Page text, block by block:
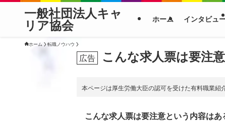
一般社団法人キャ
リア協会 ホーム インタビュ
ホーム 転職ノウハウ
こんな求人票は要注
本ページは厚生労働大臣の認可を受けた有料職業紹
こんな求人票は要注意という内容はあ